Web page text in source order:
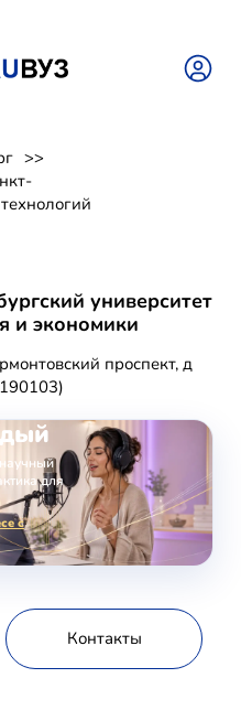
университет
и экономики
проспект, д
для
с
Контакты